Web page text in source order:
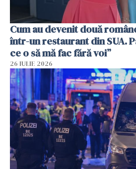
Cum au devenit două
într-un restaurant din SUA.
ce o să mă fac fără voi”
26 IULIE 2026